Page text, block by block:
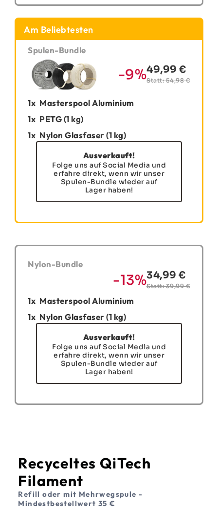
Am Beliebtesten
Spulen-Bundle
-9%49,99 €
Statt: 54,98 €
1x Masterspool Aluminium
1x PETG (1 kg)
1x Nylon Glasfaser (1 kg)
Ausverkauft!
Folge uns auf Social Media und
erfahre direkt, wenn wir unser
Spulen-Bundle wieder auf
Lager haben!
Nylon-Bundle
-13%34,99 €
Statt: 39,99 €
1x Masterspool Aluminium
1x Nylon Glasfaser (1 kg)
Ausverkauft!
Folge uns auf Social Media und
erfahre direkt, wenn wir unser
Spulen-Bundle wieder auf
Lager haben!
Recyceltes QiTech
Filament
Refill oder mit Mehrwegspule -
Mindestbestellwert 35 €